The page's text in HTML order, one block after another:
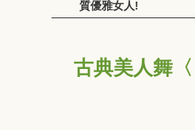
質優雅女人!
古典美人舞〈